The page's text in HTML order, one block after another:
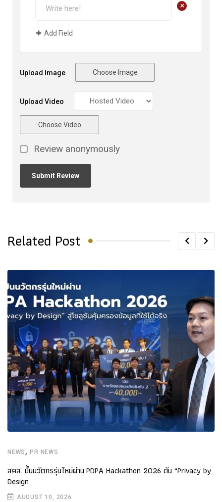
+
Add Field
Upload Image Choose Image
Upload Video
Choose Video
Review anonymously
Related Post
NEWS ,PR NEWS
สคส. ปั้นนวัตกรรุ่นใหม่ผ่าน PDPA Hackathon 2026 ดัน “Privacy by
Design
AUGUST 10, 2026